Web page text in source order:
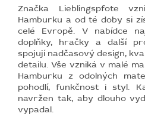
Značka Lieblingspfote
Hamburku a od té doby si
celé Evropě. V nabídce
doplňky, hračky a další
spojují nadčasový design,
detailu. Vše vzniká v malé
Hamburku z odolných
pohodlí, funkčnost i styl.
navržen tak, aby dlouho
vypadal.